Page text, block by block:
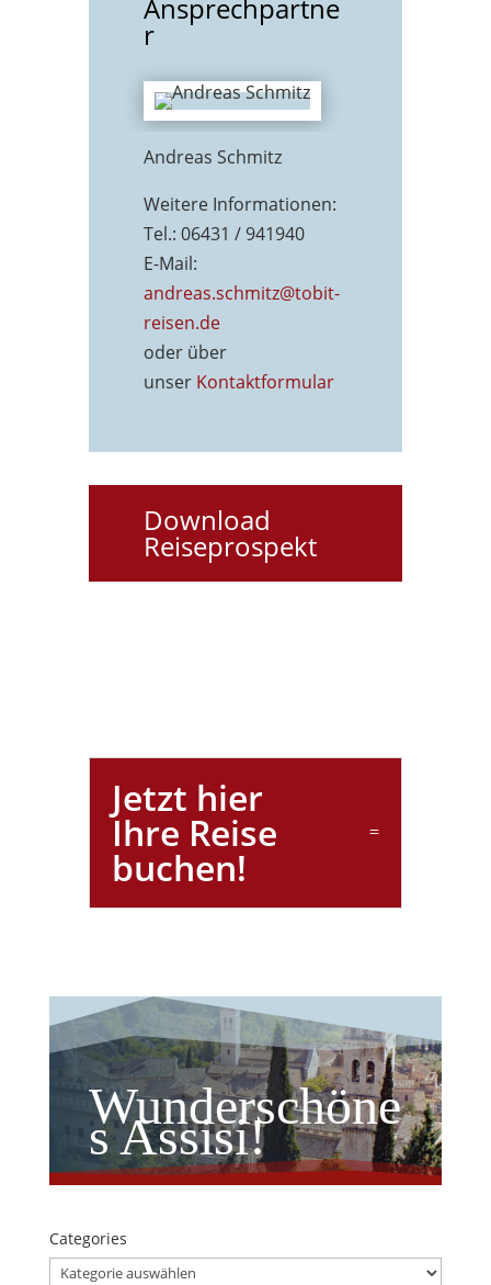
Ansprechpartne
r
Andreas Schmitz
Weitere Informationen:
Tel.: 06431 / 941940
E-Mail:
andreas.schmitz@tobit-
reisen.de
oder über
unser Kontaktformular
Download
Reiseprospekt
Jetzt hier
Ihre Reise
buchen!
Wunderschöne
s Assisi!
Categories
Categories